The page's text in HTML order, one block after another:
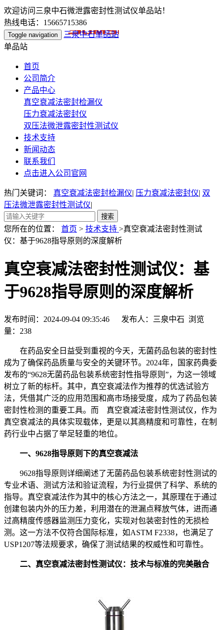
欢迎访问三泉中石微泄露密封性测试仪单品站！
热线电话：15665715386
Toggle navigation
三泉中石单品站
单品站
首页
公司简介
产品中心
真空衰减法密封检漏仪
压力衰减法密封仪
双压法微泄露密封性测试仪
技术支持
新闻动态
联系我们
点击进入公司官网
热门关键词： 真空衰减法密封检漏仪| 压力衰减法密封仪| 双
压法微泄露密封性测试仪|
您所在的位置： 首页 > 技术支持 >真空衰减法密封性测试
仪：基于9628指导原则的深度解析
真空衰减法密封性测试仪：基
于9628指导原则的深度解析
发布时间：2024-09-04 09:35:46 发布人：三泉中石 浏览
量： 238
在药品安全日益受到重视的今天，无菌药品包装的密封性
成为了确保药品质量与安全的关键环节。2024年，国家药典委
发布的“9628无菌药品包装系统密封性指导原则”，为这一领域
树立了新的标杆。其中，真空衰减法作为推荐的优选试验方
法，凭借其广泛的应用范围和高市场接受度，成为了药品包装
密封性检测的重要工具。而 真空衰减法密封性测试仪，作为
真空衰减法的具体实现载体，更是以其高精度和可靠性，在制
药行业中占据了举足轻重的地位。
一、9628指导原则下的真空衰减法
9628指导原则详细阐述了无菌药品包装系统密封性测试的
专业术语、测试方法和验证流程，为行业提供了科学、系统的
指导。真空衰减法作为其中的核心方法之一，其原理在于通过
创建包装内外的压力差，利用潜在的泄漏点释放气体，进而通
过高精度传感器监测压力变化，实现对包装密封性的无损检
测。这一方法不仅符合国际标准，如ASTM F2338，也满足了
USP1207等法规要求，确保了测试结果的权威性和可靠性。
二、 真空衰减法密封性测试仪：技术与标准的完美融合